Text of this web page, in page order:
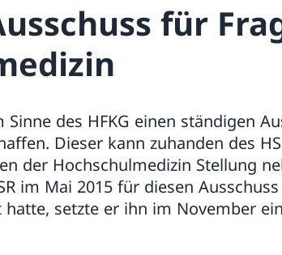
für
Sinne des HFKG einen ständigen
Dieser kann zuhanden des
der Hochschulmedizin Stellung
im Mai 2015 für diesen
setzte er ihn im November